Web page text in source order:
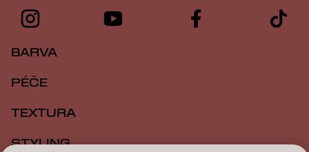
BARVA
PÉČE
TEXTURA
STYLING